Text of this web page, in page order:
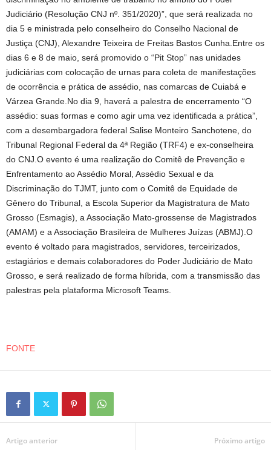
Judiciário (Resolução CNJ nº. 351/2020)”, que será realizada no
dia 5 e ministrada pelo conselheiro do Conselho Nacional de
Justiça (CNJ), Alexandre Teixeira de Freitas Bastos Cunha.Entre os
dias 6 e 8 de maio, será promovido o “Pit Stop” nas unidades
judiciárias com colocação de urnas para coleta de manifestações
de ocorrência e prática de assédio, nas comarcas de Cuiabá e
Várzea Grande.No dia 9, haverá a palestra de encerramento “O
assédio: suas formas e como agir uma vez identificada a prática”,
com a desembargadora federal Salise Monteiro Sanchotene, do
Tribunal Regional Federal da 4ª Região (TRF4) e ex-conselheira
do CNJ.O evento é uma realização do Comitê de Prevenção e
Enfrentamento ao Assédio Moral, Assédio Sexual e da
Discriminação do TJMT, junto com o Comitê de Equidade de
Gênero do Tribunal, a Escola Superior da Magistratura de Mato
Grosso (Esmagis), a Associação Mato-grossense de Magistrados
(AMAM) e a Associação Brasileira de Mulheres Juízas (ABMJ).O
evento é voltado para magistrados, servidores, terceirizados,
estagiários e demais colaboradores do Poder Judiciário de Mato
Grosso, e será realizado de forma híbrida, com a transmissão das
palestras pela plataforma Microsoft Teams.
FONTE
Artigo anterior Próximo artigo